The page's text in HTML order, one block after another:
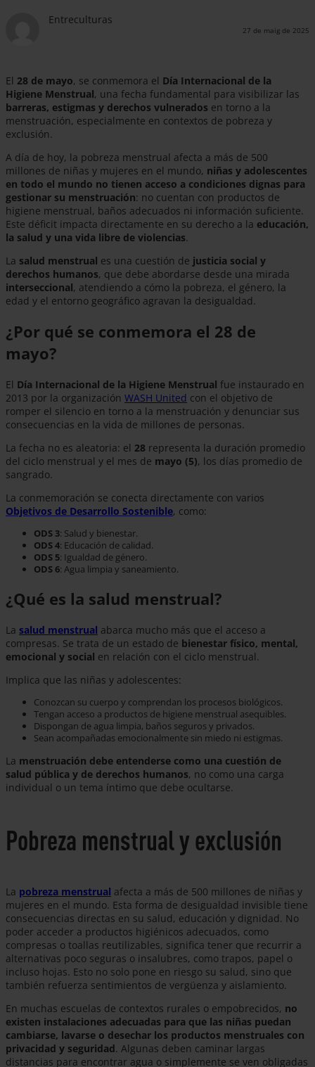
Entreculturas
27 de maig de 2025
El 28 de mayo, se conmemora el Día Internacional de la
Higiene Menstrual, una fecha fundamental para visibilizar las
barreras, estigmas y derechos vulnerados en torno a la
menstruación, especialmente en contextos de pobreza y
exclusión.
A día de hoy, la pobreza menstrual afecta a más de 500
millones de niñas y mujeres en el mundo, niñas y adolescentes
en todo el mundo no tienen acceso a condiciones dignas para
gestionar su menstruación: no cuentan con productos de
higiene menstrual, baños adecuados ni información suficiente.
Este déficit impacta directamente en su derecho a la educación,
la salud y una vida libre de violencias.
La salud menstrual es una cuestión de justicia social y
derechos humanos, que debe abordarse desde una mirada
interseccional, atendiendo a cómo la pobreza, el género, la
edad y el entorno geográfico agravan la desigualdad.
¿Por qué se conmemora el 28 de
mayo?
El Día Internacional de la Higiene Menstrual fue instaurado en
2013 por la organización WASH United con el objetivo de
romper el silencio en torno a la menstruación y denunciar sus
consecuencias en la vida de millones de personas.
La fecha no es aleatoria: el 28 representa la duración promedio
del ciclo menstrual y el mes de mayo (5), los días promedio de
sangrado.
La conmemoración se conecta directamente con varios
Objetivos de Desarrollo Sostenible, como:
ODS 3: Salud y bienestar.
ODS 4: Educación de calidad.
ODS 5: Igualdad de género.
ODS 6: Agua limpia y saneamiento.
¿Qué es la salud menstrual?
La salud menstrual abarca mucho más que el acceso a
compresas. Se trata de un estado de bienestar físico, mental,
emocional y social en relación con el ciclo menstrual.
Implica que las niñas y adolescentes:
Conozcan su cuerpo y comprendan los procesos biológicos.
Tengan acceso a productos de higiene menstrual asequibles.
Dispongan de agua limpia, baños seguros y privados.
Sean acompañadas emocionalmente sin miedo ni estigmas.
La menstruación debe entenderse como una cuestión de
salud pública y de derechos humanos, no como una carga
individual o un tema íntimo que debe ocultarse.
Pobreza menstrual y exclusión
La pobreza menstrual afecta a más de 500 millones de niñas y
mujeres en el mundo. Esta forma de desigualdad invisible tiene
consecuencias directas en su salud, educación y dignidad. No
poder acceder a productos higiénicos adecuados, como
compresas o toallas reutilizables, significa tener que recurrir a
alternativas poco seguras o insalubres, como trapos, papel o
incluso hojas. Esto no solo pone en riesgo su salud, sino que
también refuerza sentimientos de vergüenza y aislamiento.
En muchas escuelas de contextos rurales o empobrecidos, no
existen instalaciones adecuadas para que las niñas puedan
cambiarse, lavarse o desechar los productos menstruales con
privacidad y seguridad. Algunas deben caminar largas
distancias para encontrar agua o simplemente se ven obligadas